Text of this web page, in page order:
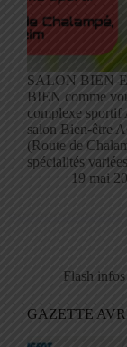
SALON BIEN-
BIEN comme
complexe sportif
salon Bien-être
(Route de
spécialités
19 mai
Flash infos
GAZETTE